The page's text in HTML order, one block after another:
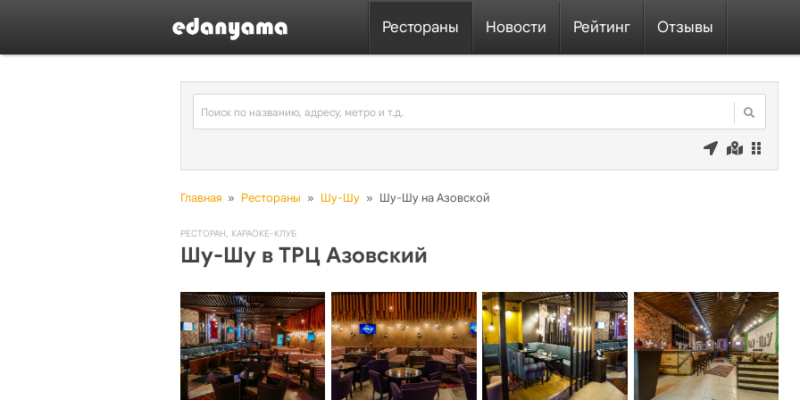
Рестораны Новости Рейтинг Отзывы
Главная » Рестораны » Шу-Шу » Шу-Шу на Азовской
РЕСТОРАН, КАРАОКЕ-КЛУБ
Шу-Шу в ТРЦ Азовский